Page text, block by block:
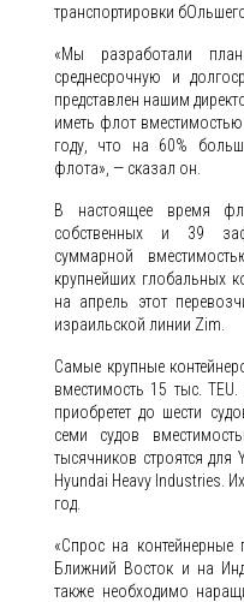
транспортировки
«Мы разработали
среднесрочную и
представлен нашим
иметь флот
году, что на 60%
флота», — сказал он.
В настоящее время
собственных и 39
суммарной
крупнейших глобальных
на апрель этот
израильской линии Zim.
Самые крупные
вместимость 15 тыс.
приобретет до шести
семи судов
тысячников строятся для
Hyundai Heavy Industries.
год.
«Спрос на
Ближний Восток и на
также необходимо